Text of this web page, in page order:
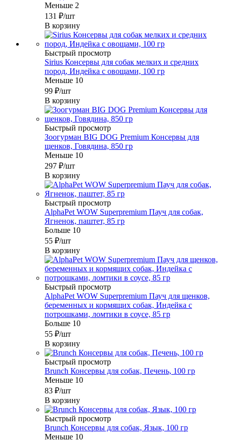
Меньше 2
131 ₽/шт
В корзину
Быстрый просмотр
Sirius Консервы для собак мелких и средних
пород, Индейка с овощами, 100 гр
Меньше 10
99 ₽/шт
В корзину
Быстрый просмотр
Зоогурман BIG DOG Premium Консервы для
щенков, Говядина, 850 гр
Меньше 10
297 ₽/шт
В корзину
Быстрый просмотр
AlphaPet WOW Superpremium Пауч для собак,
Ягненок, паштет, 85 гр
Больше 10
55 ₽/шт
В корзину
Быстрый просмотр
AlphaPet WOW Superpremium Пауч для щенков,
беременных и кормящих собак, Индейка с
потрошками, ломтики в соусе, 85 гр
Больше 10
55 ₽/шт
В корзину
Быстрый просмотр
Brunch Консервы для собак, Печень, 100 гр
Меньше 10
83 ₽/шт
В корзину
Быстрый просмотр
Brunch Консервы для собак, Язык, 100 гр
Меньше 10